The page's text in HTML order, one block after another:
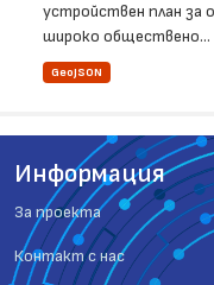
устройствен план за
широко обществено...
GeoJSON
Информация
За проекта
Контакт с нас